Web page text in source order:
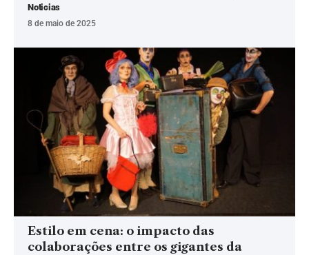
Noticias
8 de maio de 2025
Estilo em cena: o impacto das
colaborações entre os gigantes da